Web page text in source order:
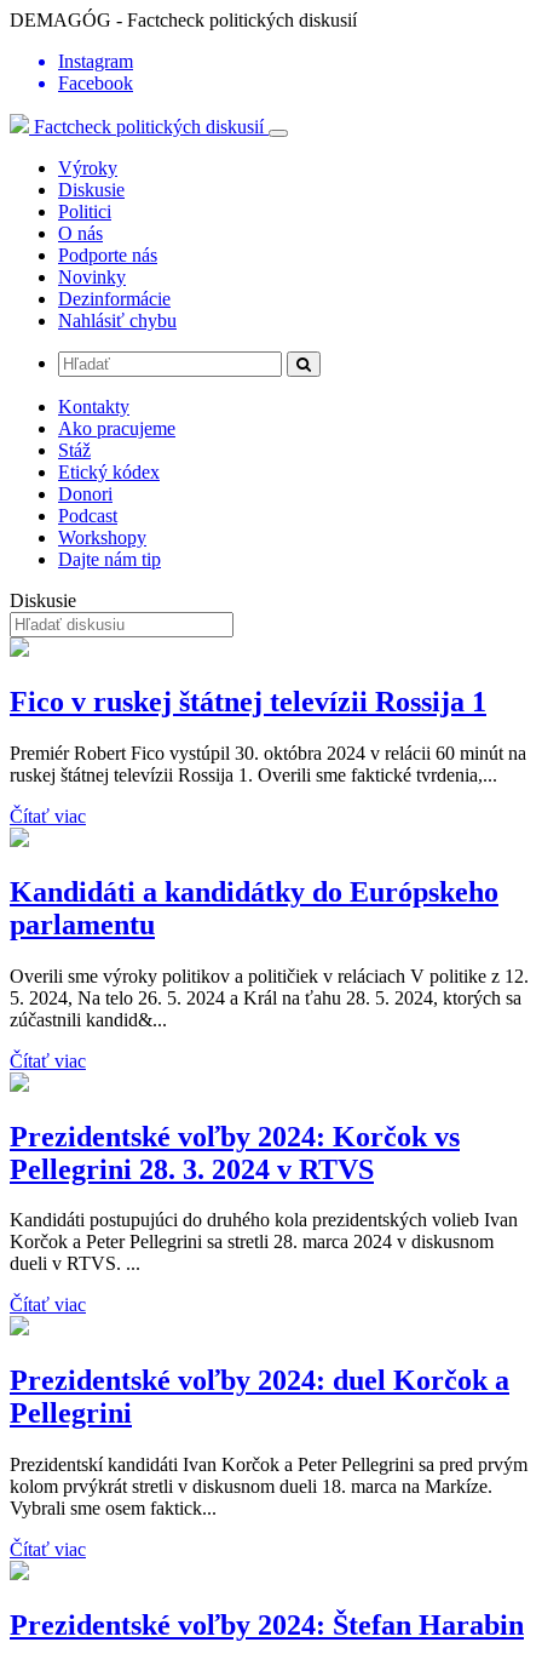
DEMAGÓG - Factcheck politických diskusií
Instagram
Facebook
Factcheck politických diskusií
Výroky
Diskusie
Politici
O nás
Podporte nás
Novinky
Dezinformácie
Nahlásiť chybu
Kontakty
Ako pracujeme
Stáž
Etický kódex
Donori
Podcast
Workshopy
Dajte nám tip
Diskusie
Fico v ruskej štátnej televízii Rossija 1
Premiér Robert Fico vystúpil 30. októbra 2024 v relácii 60 minút na
ruskej štátnej televízii Rossija 1. Overili sme faktické tvrdenia,...
Čítať viac
Kandidáti a kandidátky do Európskeho
parlamentu
Overili sme výroky politikov a političiek v reláciach V politike z 12.
5. 2024, Na telo 26. 5. 2024 a Král na ťahu 28. 5. 2024, ktorých sa
zúčastnili kandid&...
Čítať viac
Prezidentské voľby 2024: Korčok vs
Pellegrini 28. 3. 2024 v RTVS
Kandidáti postupujúci do druhého kola prezidentských volieb Ivan
Korčok a Peter Pellegrini sa stretli 28. marca 2024 v diskusnom
dueli v RTVS. ...
Čítať viac
Prezidentské voľby 2024: duel Korčok a
Pellegrini
Prezidentskí kandidáti Ivan Korčok a Peter Pellegrini sa pred prvým
kolom prvýkrát stretli v diskusnom dueli 18. marca na Markíze.
Vybrali sme osem faktick...
Čítať viac
Prezidentské voľby 2024: Štefan Harabin